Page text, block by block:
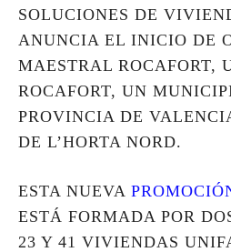
SOLUCIONES DE
ANUNCIA EL INICIO DE
MAESTRAL ROCAFORT,
ROCAFORT, UN
PROVINCIA DE
DE L’HORTA NORD.
ESTA NUEVA
ESTÁ FORMADA POR
23 Y 41 VIVIENDAS